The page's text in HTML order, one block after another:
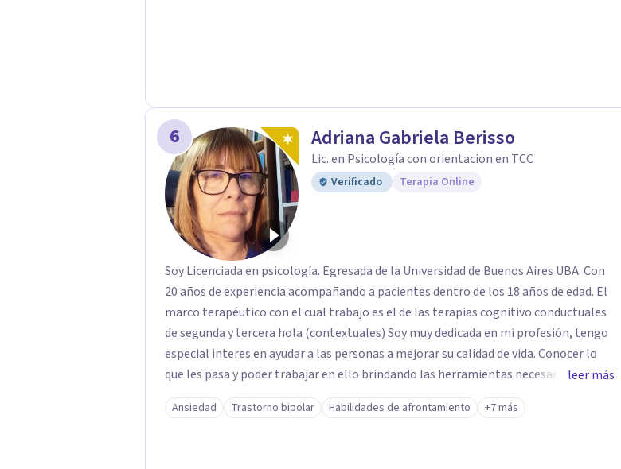
6 Adriana Gabriela Berisso
Lic. en Psicología con orientacion en TCC
Verificado Terapia Online
Soy Licenciada en psicología. Egresada de la Universidad de Buenos Aires UBA. Con
20 años de experiencia acompañando a pacientes dentro de los 18 años de edad. El
marco terapéutico con el cual trabajo es el de las terapias cognitivo conductuales
de segunda y tercera hola (contextuales) Soy muy dedicada en mi profesión, tengo
especial interes en ayudar a las personas a mejorar su calidad de vida. Conocer lo
que les pasa y poder trabajar en ello brindando las herramientas necesarias. Hay
momentos en la vida por los cuales atravezamos por estados de ansiedad,
depresión o estrés, es alli donde no encontramos o nos parece no tener recursos
leer más
Ansiedad Trastorno bipolar Habilidades de afrontamiento +7 más